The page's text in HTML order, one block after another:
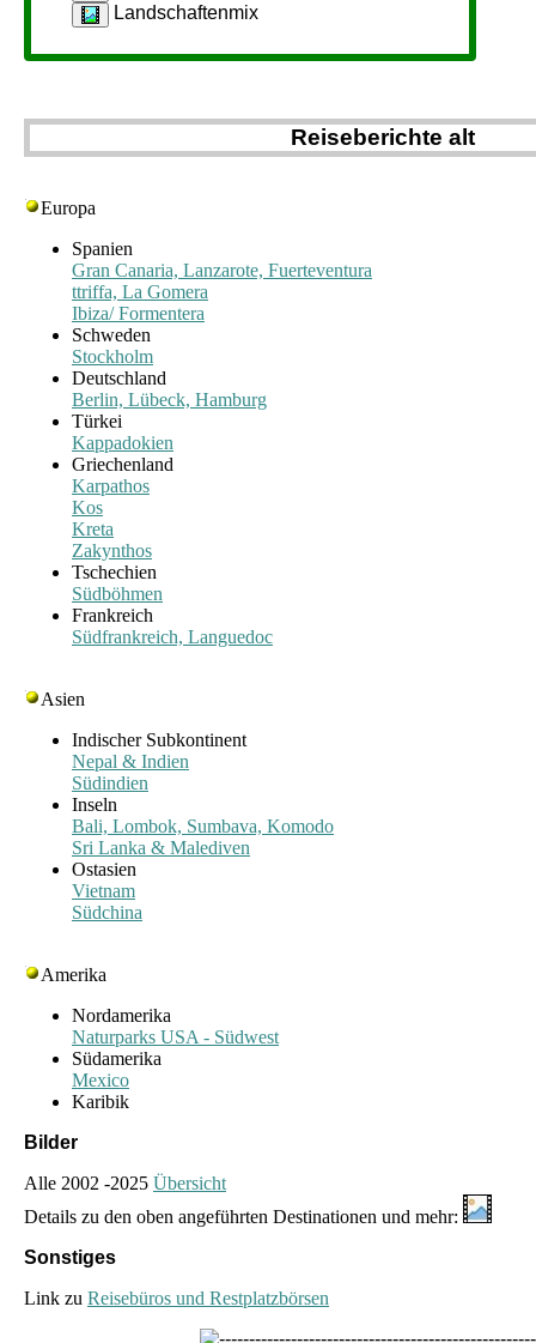
Landschaftenmix
Reiseberichte alt
Europa
Spanien
Gran Canaria, Lanzarote, Fuerteventura
ttriffa, La Gomera
Ibiza/ Formentera
Schweden
Stockholm
Deutschland
Berlin, Lübeck, Hamburg
Türkei
Kappadokien
Griechenland
Karpathos
Kos
Kreta
Zakynthos
Tschechien
Südböhmen
Frankreich
Südfrankreich, Languedoc
Asien
Indischer Subkontinent
Nepal & Indien
Südindien
Inseln
Bali, Lombok, Sumbava, Komodo
Sri Lanka & Malediven
Ostasien
Vietnam
Südchina
Amerika
Nordamerika
Naturparks USA - Südwest
Südamerika
Mexico
Karibik
Bilder
Alle 2002 -2025 Übersicht
Details zu den oben angeführten Destinationen und mehr:
Sonstiges
Link zu Reisebüros und Restplatzbörsen